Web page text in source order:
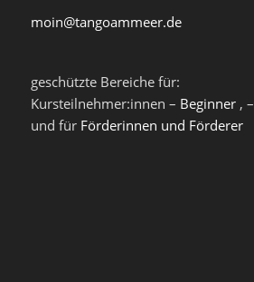
moin@tangoammeer.de
geschützte Bereiche für:
Kursteilnehmer:innen – Beginner, –
und für Förderinnen und Förderer